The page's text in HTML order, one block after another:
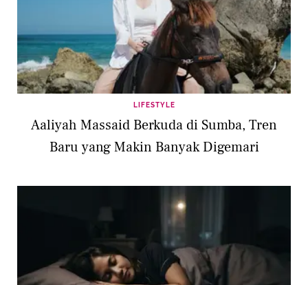
LIFESTYLE
Aaliyah Massaid Berkuda di Sumba, Tren
Baru yang Makin Banyak Digemari